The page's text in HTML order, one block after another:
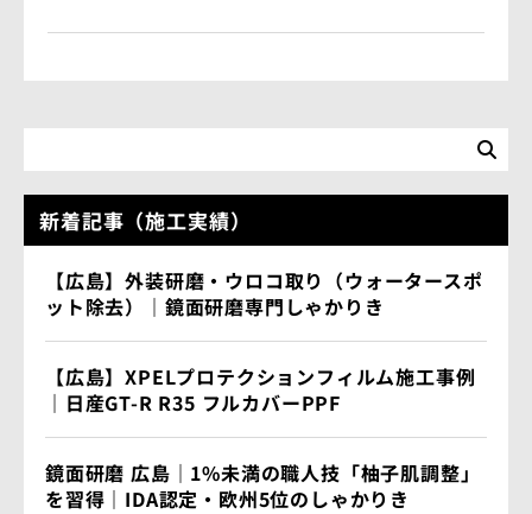
新着記事（施工実績）
【広島】外装研磨・ウロコ取り（ウォータースポ
ット除去）｜鏡面研磨専門しゃかりき
【広島】XPELプロテクションフィルム施工事例
｜日産GT-R R35 フルカバーPPF
鏡面研磨 広島｜1%未満の職人技「柚子肌調整」
を習得｜IDA認定・欧州5位のしゃかりき